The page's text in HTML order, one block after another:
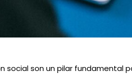
son un pilar fundamental